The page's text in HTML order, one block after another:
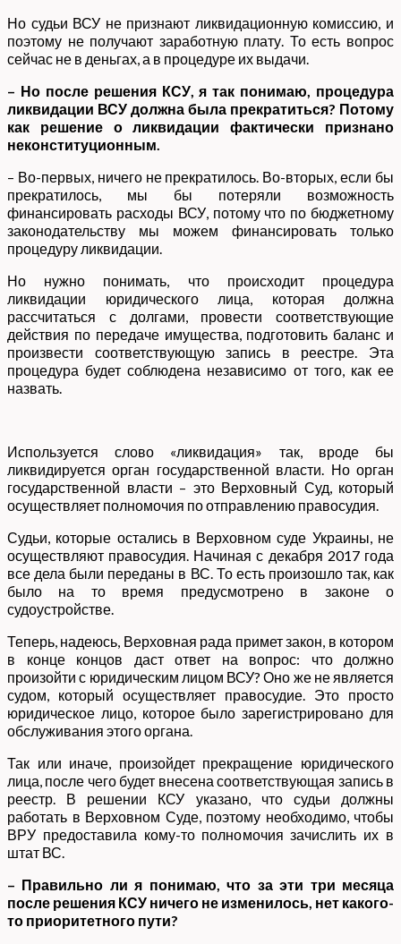
Но судьи ВСУ не признают ликвидационную комиссию, и
поэтому не получают заработную плату. То есть вопрос
сейчас не в деньгах, а в процедуре их выдачи.
– Но после решения КСУ, я так понимаю, процедура
ликвидации ВСУ должна была прекратиться? Потому
как решение о ликвидации фактически признано
неконституционным.
– Во-первых, ничего не прекратилось. Во-вторых, если бы
прекратилось, мы бы потеряли возможность
финансировать расходы ВСУ, потому что по бюджетному
законодательству мы можем финансировать только
процедуру ликвидации.
Но нужно понимать, что происходит процедура
ликвидации юридического лица, которая должна
рассчитаться с долгами, провести соответствующие
действия по передаче имущества, подготовить баланс и
произвести соответствующую запись в реестре. Эта
процедура будет соблюдена независимо от того, как ее
назвать.
Используется слово «ликвидация» так, вроде бы
ликвидируется орган государственной власти. Но орган
государственной власти – это Верховный Суд, который
осуществляет полномочия по отправлению правосудия.
Судьи, которые остались в Верховном суде Украины, не
осуществляют правосудия. Начиная с декабря 2017 года
все дела были переданы в ВС. То есть произошло так, как
было на то время предусмотрено в законе о
судоустройстве.
Теперь, надеюсь, Верховная рада примет закон, в котором
в конце концов даст ответ на вопрос: что должно
произойти с юридическим лицом ВСУ? Оно же не является
судом, который осуществляет правосудие. Это просто
юридическое лицо, которое было зарегистрировано для
обслуживания этого органа.
Так или иначе, произойдет прекращение юридического
лица, после чего будет внесена соответствующая запись в
реестр. В решении КСУ указано, что судьи должны
работать в Верховном Суде, поэтому необходимо, чтобы
ВРУ предоставила кому-то полномочия зачислить их в
штат ВС.
– Правильно ли я понимаю, что за эти три месяца
после решения КСУ ничего не изменилось, нет какого-
то приоритетного пути?